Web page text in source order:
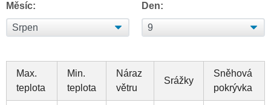
Měsíc: Den:
Max.
teplota
Min.
teplota
Náraz
větru
Srážky
Sněhová
pokrývka